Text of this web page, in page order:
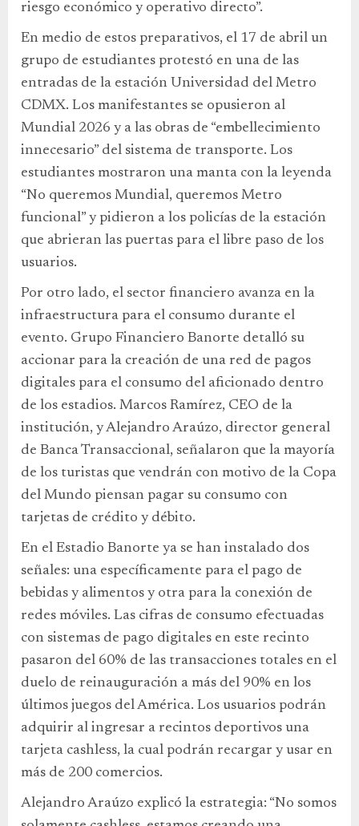
riesgo económico y operativo directo”.
En medio de estos preparativos, el 17 de abril un
grupo de estudiantes protestó en una de las
entradas de la estación Universidad del Metro
CDMX. Los manifestantes se opusieron al
Mundial 2026 y a las obras de “embellecimiento
innecesario” del sistema de transporte. Los
estudiantes mostraron una manta con la leyenda
“No queremos Mundial, queremos Metro
funcional” y pidieron a los policías de la estación
que abrieran las puertas para el libre paso de los
usuarios.
Por otro lado, el sector financiero avanza en la
infraestructura para el consumo durante el
evento. Grupo Financiero Banorte detalló su
accionar para la creación de una red de pagos
digitales para el consumo del aficionado dentro
de los estadios. Marcos Ramírez, CEO de la
institución, y Alejandro Araúzo, director general
de Banca Transaccional, señalaron que la mayoría
de los turistas que vendrán con motivo de la Copa
del Mundo piensan pagar su consumo con
tarjetas de crédito y débito.
En el Estadio Banorte ya se han instalado dos
señales: una específicamente para el pago de
bebidas y alimentos y otra para la conexión de
redes móviles. Las cifras de consumo efectuadas
con sistemas de pago digitales en este recinto
pasaron del 60% de las transacciones totales en el
duelo de reinauguración a más del 90% en los
últimos juegos del América. Los usuarios podrán
adquirir al ingresar a recintos deportivos una
tarjeta cashless, la cual podrán recargar y usar en
más de 200 comercios.
Alejandro Araúzo explicó la estrategia: “No somos